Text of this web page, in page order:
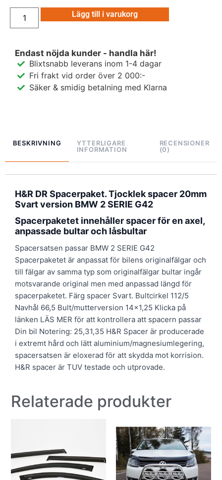
Lägg till i varukorg
Endast nöjda kunder - handla här!
Blixtsnabb leverans inom 1-4 dagar
Fri frakt vid order över 2 000:-
Säker & smidig betalning med Klarna
BESKRIVNING
YTTERLIGARE
INFORMATION
RECENSIONER
(0)
H&R DR Spacerpaket. Tjocklek spacer 20mm
Svart version BMW 2 SERIE G42
Spacerpaketet innehåller spacer för en axel,
anpassade bultar och låsbultar
Spacersatsen passar BMW 2 SERIE G42
Spacerpaketet är anpassat för bilens originalfälgar och
till fälgar av samma typ som originalfälgar bultar ingår
motsvarande original men med anpassad längd för
spacerpaketet. Färg spacer Svart. Bultcirkel 112/5
Navhål 66,5 Bult/mutterversion 14×1,25 Klicka på
länken LÄS MER för att kontrollera att spacern passar
Din bil Notering: 25,31,35 H&R Spacer är producerade
i extremt hård och lätt aluminium/magnesiumlegering,
spacersatsen är eloxerad för att skydda mot korrision.
H&R spacer är TUV testade och utprovade.
Relaterade produkter